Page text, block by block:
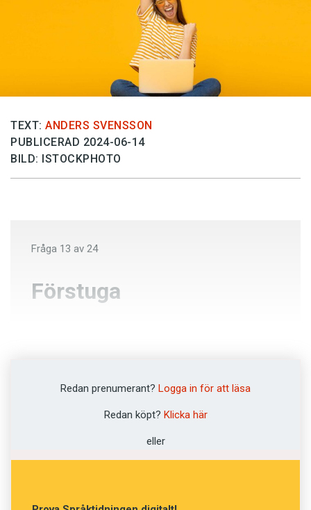
Läs Språktidningen digitalt
TEXT: ANDERS SVENSSON
PUBLICERAD 2024-06-14
BILD: ISTOCKPHOTO
Fråga 13 av 24
Förstuga
Gillestuga
Redan prenumerant? Logga in för att läsa
Redan köpt? Klicka här
eller